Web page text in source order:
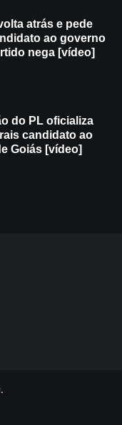
atrás e pede
ao governo
nega [vídeo]
do PL oficializa
candidato ao
Goiás [vídeo]